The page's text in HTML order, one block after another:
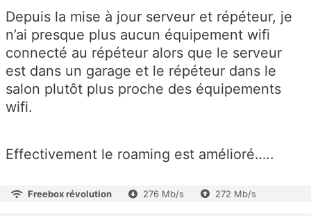
Depuis la mise à jour serveur et répéteur, je
n’ai presque plus aucun équipement wifi
connecté au répéteur alors que le serveur
est dans un garage et le répéteur dans le
salon plutôt plus proche des équipements
wifi.
Effectivement le roaming est amélioré…..
Freebox révolution 276 Mb/s 272 Mb/s